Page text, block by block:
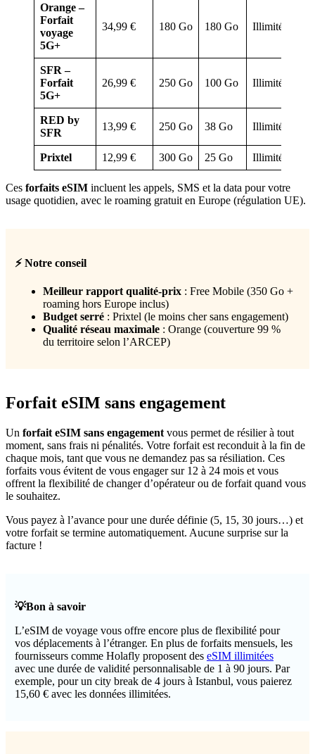
Orange –
Forfait
voyage
5G+
34,99 € 180 Go 180 Go Illimités
SFR –
Forfait
5G+
26,99 € 250 Go 100 Go Illimités
RED by
SFR
13,99 € 250 Go 38 Go Illimités
Prixtel 12,99 € 300 Go 25 Go Illimités
Ces forfaits eSIM incluent les appels, SMS et la data pour votre
usage quotidien, avec le roaming gratuit en Europe (régulation UE).
⚡ Notre conseil
Meilleur rapport qualité-prix: Free Mobile (350 Go +
roaming hors Europe inclus)
Budget serré: Prixtel (le moins cher sans engagement)
Qualité réseau maximale: Orange (couverture 99 %
du territoire selon l’ARCEP)
Forfait eSIM sans engagement
Un forfait eSIM sans engagement vous permet de résilier à tout
moment, sans frais ni pénalités. Votre forfait est reconduit à la fin de
chaque mois, tant que vous ne demandez pas sa résiliation. Ces
forfaits vous évitent de vous engager sur 12 à 24 mois et vous
offrent la flexibilité de changer d’opérateur ou de forfait quand vous
le souhaitez.
Vous payez à l’avance pour une durée définie (5, 15, 30 jours…) et
votre forfait se termine automatiquement. Aucune surprise sur la
facture !
💡Bon à savoir
L’eSIM de voyage vous offre encore plus de flexibilité pour
vos déplacements à l’étranger. En plus de forfaits mensuels, les
fournisseurs comme Holafly proposent des eSIM illimitées
avec une durée de validité personnalisable de 1 à 90 jours. Par
exemple, pour un city break de 4 jours à Istanbul, vous paierez
15,60 € avec les données illimitées.